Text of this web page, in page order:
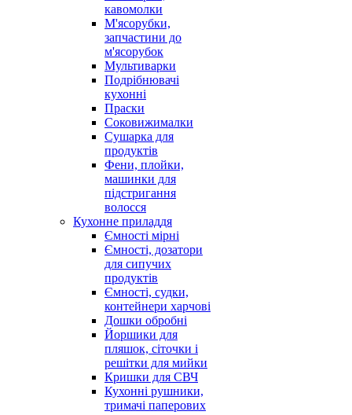
кавомолки
М'ясорубки,
запчастини до
м'ясорубок
Мультиварки
Подрібнювачі
кухонні
Праски
Соковижималки
Сушарка для
продуктів
Фени, плойки,
машинки для
підстригання
волосся
Кухонне приладдя
Ємності мірні
Ємності, дозатори
для сипучих
продуктів
Ємності, судки,
контейнери харчові
Дошки обробні
Йоршики для
пляшок, сіточки і
решітки для мийки
Кришки для СВЧ
Кухонні рушники,
тримачі паперових